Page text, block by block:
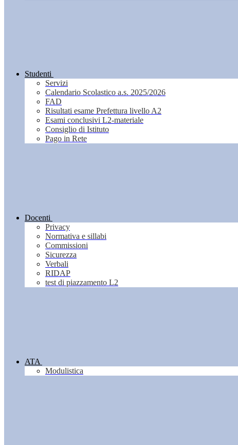
Studenti
Servizi
Calendario Scolastico a.s. 2025/2026
FAD
Risultati esame Prefettura livello A2
Esami conclusivi L2-materiale
Consiglio di Istituto
Pago in Rete
Docenti
Privacy
Normativa e sillabi
Commissioni
Sicurezza
Verbali
RIDAP
test di piazzamento L2
ATA
Modulistica